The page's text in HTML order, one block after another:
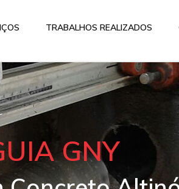
TRABALHOS REALIZADOS
GNY